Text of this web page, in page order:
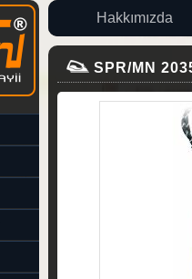
Hakkımızda
SPR/MN